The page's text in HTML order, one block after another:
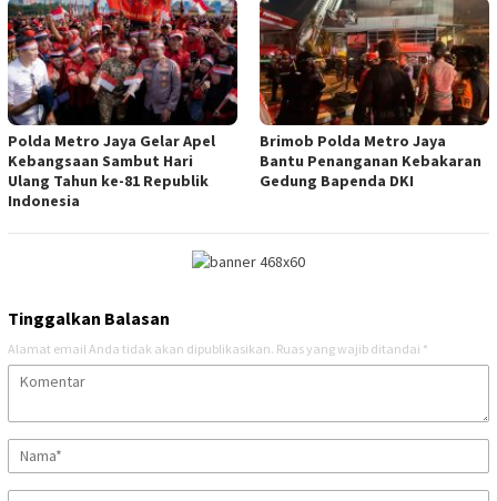
Polda Metro Jaya Gelar Apel
Kebangsaan Sambut Hari
Ulang Tahun ke-81 Republik
Indonesia
Brimob Polda Metro Jaya
Bantu Penanganan Kebakaran
Gedung Bapenda DKI
Tinggalkan Balasan
Alamat email Anda tidak akan dipublikasikan. Ruas yang wajib ditandai *